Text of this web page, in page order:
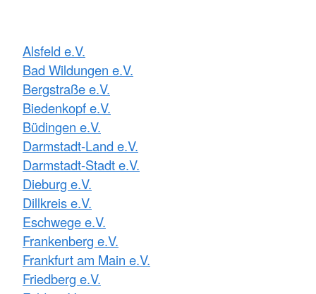
Alsfeld e.V.
Bad Wildungen e.V.
Bergstraße e.V.
Biedenkopf e.V.
Büdingen e.V.
Darmstadt-Land e.V.
Darmstadt-Stadt e.V.
Dieburg e.V.
Dillkreis e.V.
Eschwege e.V.
Frankenberg e.V.
Frankfurt am Main e.V.
Friedberg e.V.